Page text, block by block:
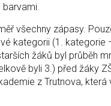
barvami.
všechny zápasy.
kategorii (1. kategorie
žáků byl průběh
byli 3.) před žáky
z Trutnova,